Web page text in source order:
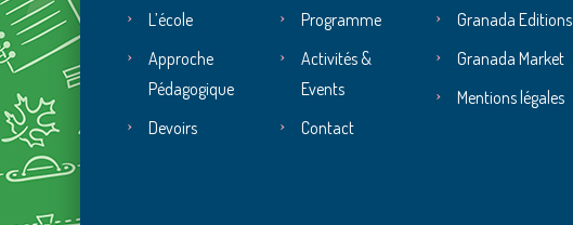
L’école
Programme
Approche
Pédagogique
Activités &
Events
Devoirs
Contact
Granada Editions
Granada Market
Mentions légales